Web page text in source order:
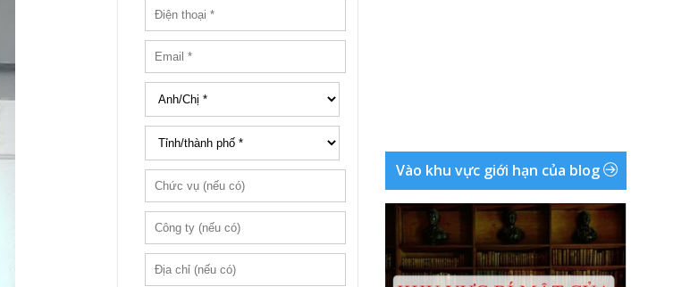
Vào khu vực giới hạn của blog